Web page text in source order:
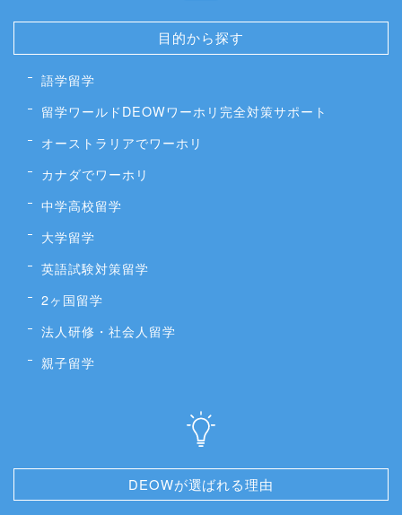
目的から探す
語学留学
留学ワールドDEOWワーホリ完全対策サポート
オーストラリアでワーホリ
カナダでワーホリ
中学高校留学
大学留学
英語試験対策留学
2ヶ国留学
法人研修・社会人留学
親子留学
DEOWが選ばれる理由